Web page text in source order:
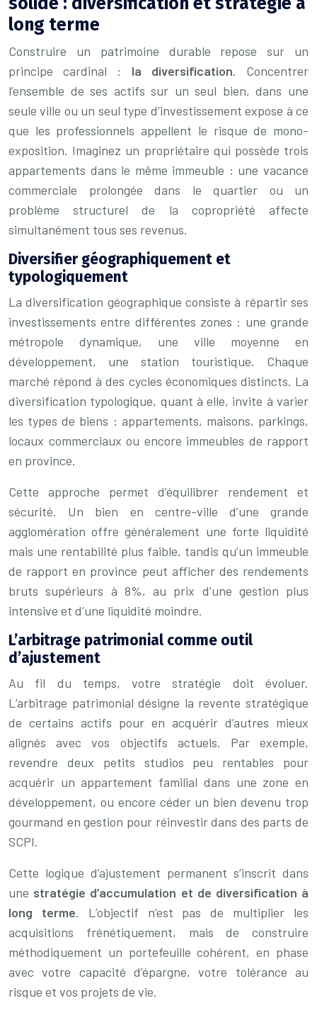
long terme
Construire un patrimoine durable repose sur un
principe cardinal : la diversification. Concentrer
l’ensemble de ses actifs sur un seul bien, dans une
seule ville ou un seul type d’investissement expose à ce
que les professionnels appellent le risque de mono-
exposition. Imaginez un propriétaire qui possède trois
appartements dans le même immeuble : une vacance
commerciale prolongée dans le quartier ou un
problème structurel de la copropriété affecte
simultanément tous ses revenus.
Diversifier géographiquement et
typologiquement
La diversification géographique consiste à répartir ses
investissements entre différentes zones : une grande
métropole dynamique, une ville moyenne en
développement, une station touristique. Chaque
marché répond à des cycles économiques distincts. La
diversification typologique, quant à elle, invite à varier
les types de biens : appartements, maisons, parkings,
locaux commerciaux ou encore immeubles de rapport
en province.
Cette approche permet d’équilibrer rendement et
sécurité. Un bien en centre-ville d’une grande
agglomération offre généralement une forte liquidité
mais une rentabilité plus faible, tandis qu’un immeuble
de rapport en province peut afficher des rendements
bruts supérieurs à 8%, au prix d’une gestion plus
intensive et d’une liquidité moindre.
L’arbitrage patrimonial comme outil
d’ajustement
Au fil du temps, votre stratégie doit évoluer.
L’arbitrage patrimonial désigne la revente stratégique
de certains actifs pour en acquérir d’autres mieux
alignés avec vos objectifs actuels. Par exemple,
revendre deux petits studios peu rentables pour
acquérir un appartement familial dans une zone en
développement, ou encore céder un bien devenu trop
gourmand en gestion pour réinvestir dans des parts de
SCPI.
Cette logique d’ajustement permanent s’inscrit dans
une stratégie d’accumulation et de diversification à
long terme. L’objectif n’est pas de multiplier les
acquisitions frénétiquement, mais de construire
méthodiquement un portefeuille cohérent, en phase
avec votre capacité d’épargne, votre tolérance au
risque et vos projets de vie.